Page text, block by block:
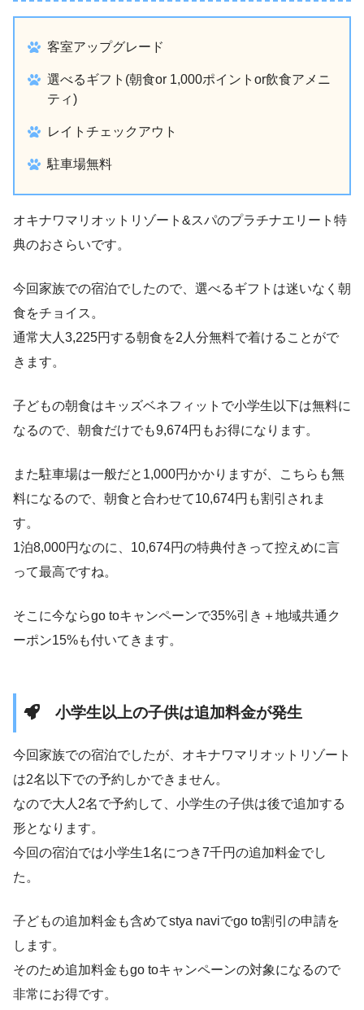
客室アップグレード
選べるギフト(朝食or 1,000ポイントor飲食アメニ
ティ)
レイトチェックアウト
駐車場無料
オキナワマリオットリゾート&スパのプラチナエリート特
典のおさらいです。
今回家族での宿泊でしたので、選べるギフトは迷いなく朝
食をチョイス。
通常大人3,225円する朝食を2人分無料で着けることがで
きます。
子どもの朝食はキッズベネフィットで小学生以下は無料に
なるので、朝食だけでも9,674円もお得になります。
また駐車場は一般だと1,000円かかりますが、こちらも無
料になるので、朝食と合わせて10,674円も割引されま
す。
1泊8,000円なのに、10,674円の特典付きって控えめに言
って最高ですね。
そこに今ならgo toキャンペーンで35%引き＋地域共通ク
ーポン15%も付いてきます。
小学生以上の子供は追加料金が発生
今回家族での宿泊でしたが、オキナワマリオットリゾート
は2名以下での予約しかできません。
なので大人2名で予約して、小学生の子供は後で追加する
形となります。
今回の宿泊では小学生1名につき7千円の追加料金でし
た。
子どもの追加料金も含めてstya naviでgo to割引の申請を
します。
そのため追加料金もgo toキャンペーンの対象になるので
非常にお得です。